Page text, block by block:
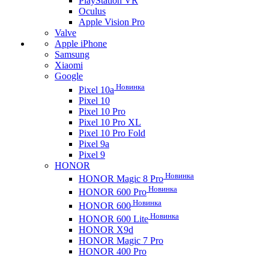
Oculus
Apple Vision Pro
Valve
Apple iPhone
Samsung
Xiaomi
Google
Pixel 10a Новинка
Pixel 10
Pixel 10 Pro
Pixel 10 Pro XL
Pixel 10 Pro Fold
Pixel 9a
Pixel 9
HONOR
HONOR Magic 8 Pro Новинка
HONOR 600 Pro Новинка
HONOR 600 Новинка
HONOR 600 Lite Новинка
HONOR X9d
HONOR Magic 7 Pro
HONOR 400 Pro